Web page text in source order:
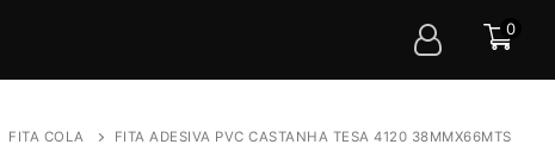
0
FITA COLA
FITA ADESIVA PVC CASTANHA TESA 4120 38MMX66MTS